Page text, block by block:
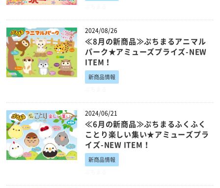
2024/08/26
≪8月の新商品≫ぷちまるアニマル
パーク★アミューズプライズ-NEW
ITEM！
新商品情報
2024/06/21
≪6月の新商品≫ぷちまるふくふく
ことり楽しい集い★アミューズプラ
イズ-NEW ITEM！
新商品情報